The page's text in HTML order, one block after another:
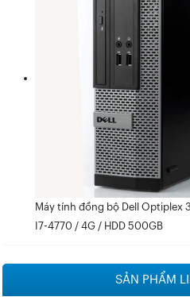
Máy tính đồng bộ Dell Optiplex
I7-4770 / 4G / HDD 500GB
SẢN PHẨM